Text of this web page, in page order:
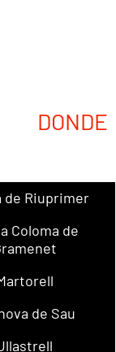
de Riuprimer
Coloma de
de Sau